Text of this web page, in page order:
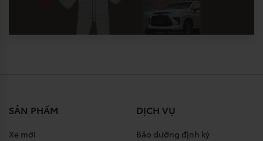
SẢN PHẨM
Xe mới
DỊCH VỤ
Bảo dưỡng định kỳ